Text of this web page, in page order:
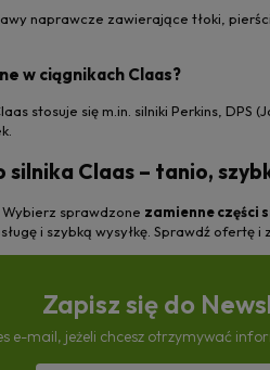
naprawcze zawierające tłoki,
w ciągnikach Claas?
stosuje się m.in. silniki Perkins,
silnika Claas – tanio,
sprawdzone zamienne części
i szybką wysyłkę. Sprawdź ofertę i
Zapisz się do
e-mail, jeżeli chcesz otrzymywać